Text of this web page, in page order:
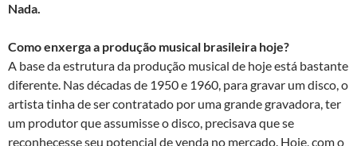
Nada.
Como enxerga a produção musical brasileira hoje?
A base da estrutura da produção musical de hoje está bastante
diferente. Nas décadas de 1950 e 1960, para gravar um disco, o
artista tinha de ser contratado por uma grande gravadora, ter
um produtor que assumisse o disco, precisava que se
reconhecesse seu potencial de venda no mercado. Hoje, com o